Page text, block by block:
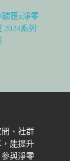
碳匯x淨零
2024系列
間、社群
能提升
與淨零